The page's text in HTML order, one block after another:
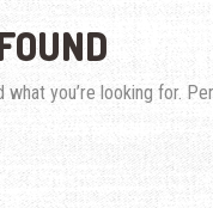
what you’re looking for.